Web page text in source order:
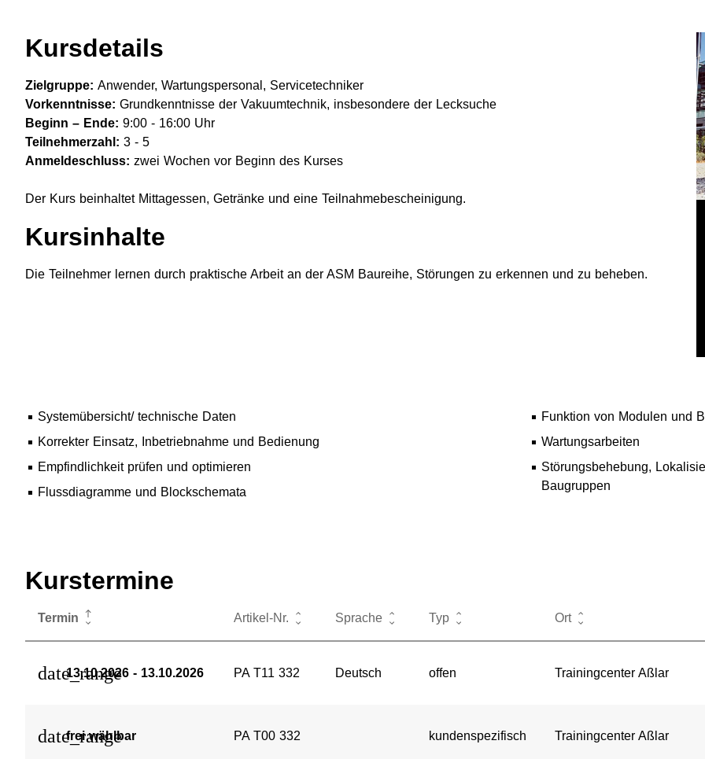
Kursdetails
Zielgruppe: Anwender, Wartungspersonal, Servicetechniker
Vorkenntnisse: Grundkenntnisse der Vakuumtechnik, insbesondere der Lecksuche
Beginn – Ende: 9:00 - 16:00 Uhr
Teilnehmerzahl: 3 - 5
Anmeldeschluss: zwei Wochen vor Beginn des Kurses
Der Kurs beinhaltet Mittagessen, Getränke und eine Teilnahmebescheinigung.
Kursinhalte
Die Teilnehmer lernen durch praktische Arbeit an der ASM Baureihe, Störungen zu erkennen und zu beheben.
Systemübersicht/ technische Daten
Korrekter Einsatz, Inbetriebnahme und Bedienung
Empfindlichkeit prüfen und optimieren
Flussdiagramme und Blockschemata
Funktion von Modulen und
Wartungsarbeiten
Störungsbehebung,
Baugruppen
Kurstermine
Termin Artikel-Nr. Sprache Typ Ort
date_range
13.10.2026 - 13.10.2026 PA T11 332 Deutsch offen Trainingcenter Aßlar
date_range
frei wählbar PA T00 332 kundenspezifisch Trainingcenter Aßlar